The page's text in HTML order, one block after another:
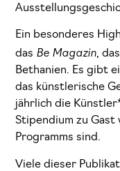
Ein besonderes
das Be Magazin,
Bethanien. Es gibt
das künstlerische
jährlich die
Stipendium zu Gast
Programms sind.
Viele dieser